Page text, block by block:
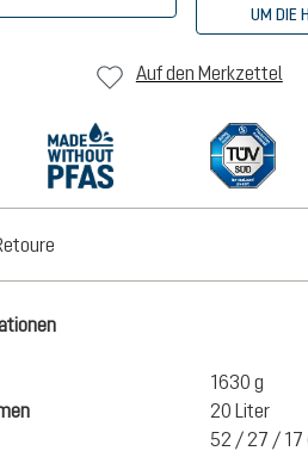
UM DIE
Auf den Merkzettel
1630 g
20 Liter
52 / 27 / 17